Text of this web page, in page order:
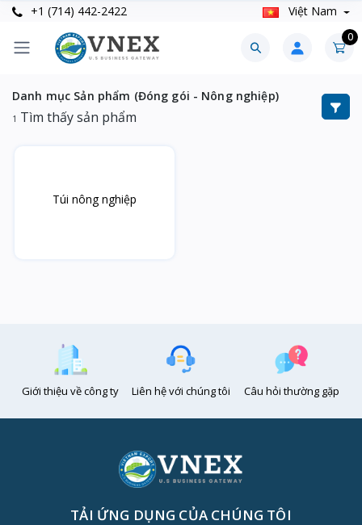
+1 (714) 442-2422 Việt Nam
0
Danh mục Sản phẩm (Đóng gói - Nông nghiệp)
1 Tìm thấy sản phẩm
Túi nông nghiệp
Giới thiệu về công ty Liên hệ với chúng tôi Câu hỏi thường gặp
TẢI ỨNG DỤNG CỦA CHÚNG TÔI